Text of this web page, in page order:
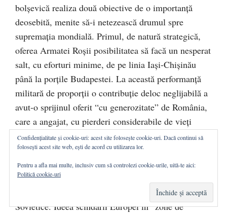
bolşevică realiza două obiective de o importanţă
deosebită, menite să-i netezească drumul spre
supremaţia mondială. Primul, de natură strategică,
oferea Armatei Roşii posibilitatea să facă un nesperat
salt, cu eforturi minime, de pe linia Iaşi-Chişinău
până la porţile Budapestei. La această performanţă
militară de proporţii o contribuţie deloc neglijabilă a
avut-o sprijinul oferit “cu generozitate” de România,
care a angajat, cu pierderi considerabile de vieţi
omeneşti, toată armata română din interior (275.000
de oameni) la efortul de pătrundere a comunismului
în inima Europei. Cel de-al doilea obiectiv era de
natură politică. Prin comunizarea României se crea
precedentul apariţiei statelor satelite ale Uniunii
Sovietice. Ideea scindării Europei în “zone de
Confidențialitate și cookie-uri: acest site folosește cookie-uri. Dacă continui să
folosești acest site web, ești de acord cu utilizarea lor.
Pentru a afla mai multe, inclusiv cum să controlezi cookie-urile, uită-te aici:
Politică cookie-uri